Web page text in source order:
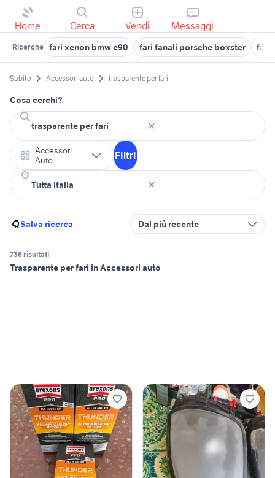
Home Cerca Vendi Messaggi
Ricerche fari xenon bmw e90 fari fanali porsche boxster fari
Subito Accessori auto trasparente per fari
Cosa cerchi?
Accessori
Auto
Filtri
Salva ricerca Dal più recente
736 risultati
Trasparente per fari in Accessori auto